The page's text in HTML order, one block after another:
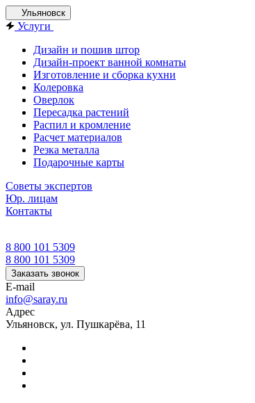
Ульяновск
Услуги
Дизайн и пошив штор
Дизайн-проект ванной комнаты
Изготовление и сборка кухни
Колеровка
Оверлок
Пересадка растений
Распил и кромление
Расчет материалов
Резка металла
Подарочные карты
Советы экспертов
Юр. лицам
Контакты
8 800 101 5309
8 800 101 5309
Заказать звонок
E-mail
info@saray.ru
Адрес
Ульяновск, ул. Пушкарёва, 11